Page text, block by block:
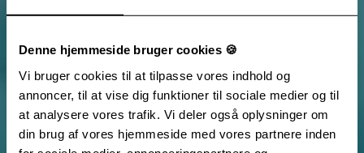
Denne hjemmeside bruger cookies 🍪
Vi bruger cookies til at tilpasse vores indhold og
annoncer, til at vise dig funktioner til sociale medier og til
at analysere vores trafik. Vi deler også oplysninger om
din brug af vores hjemmeside med vores partnere inden